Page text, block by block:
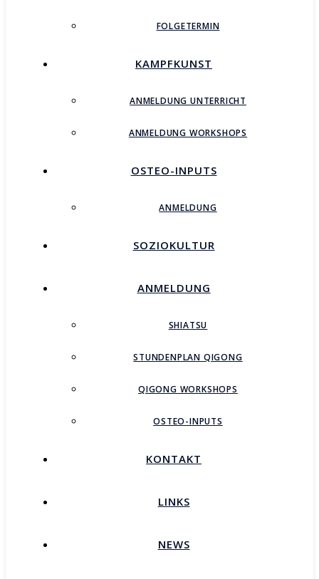
FOLGETERMIN
KAMPFKUNST
ANMELDUNG UNTERRICHT
ANMELDUNG WORKSHOPS
OSTEO-INPUTS
ANMELDUNG
SOZIOKULTUR
ANMELDUNG
SHIATSU
STUNDENPLAN QIGONG
QIGONG WORKSHOPS
OSTEO-INPUTS
KONTAKT
LINKS
NEWS